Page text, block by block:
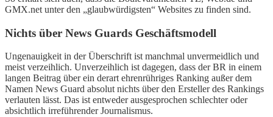
GMX.net unter den „glaubwürdigsten“ Websites zu finden sind.
Nichts über News Guards Geschäftsmodell
Ungenauigkeit in der Überschrift ist manchmal unvermeidlich und
meist verzeihlich. Unverzeihlich ist dagegen, dass der BR in einem
langen Beitrag über ein derart ehrenrühriges Ranking außer dem
Namen News Guard absolut nichts über den Ersteller des Rankings
verlauten lässt. Das ist entweder ausgesprochen schlechter oder
absichtlich irreführender Journalismus.